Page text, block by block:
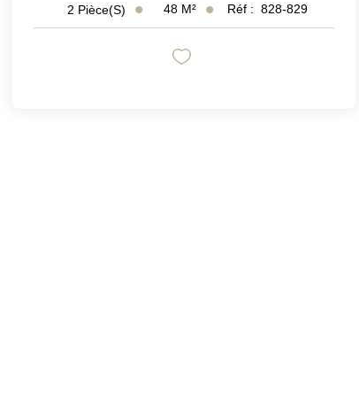
2 Pièce(s) 48 M² Réf : 828-829